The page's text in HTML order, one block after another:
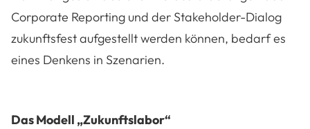
Corporate Reporting und der Stakeholder-Dialog
zukunftsfest aufgestellt werden können, bedarf es
eines Denkens in Szenarien.
Das Modell „Zukunftslabor“